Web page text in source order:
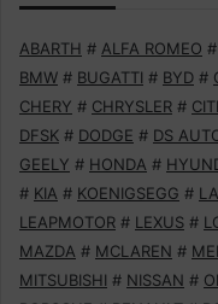
ABARTH # ALFA ROMEO #
BMW # BUGATTI # BYD #
CHERY # CHRYSLER #
DFSK # DODGE # DS
GEELY # HONDA #
# KIA # KOENIGSEGG #
LEAPMOTOR # LEXUS #
MAZDA # MCLAREN #
MITSUBISHI # NISSAN #